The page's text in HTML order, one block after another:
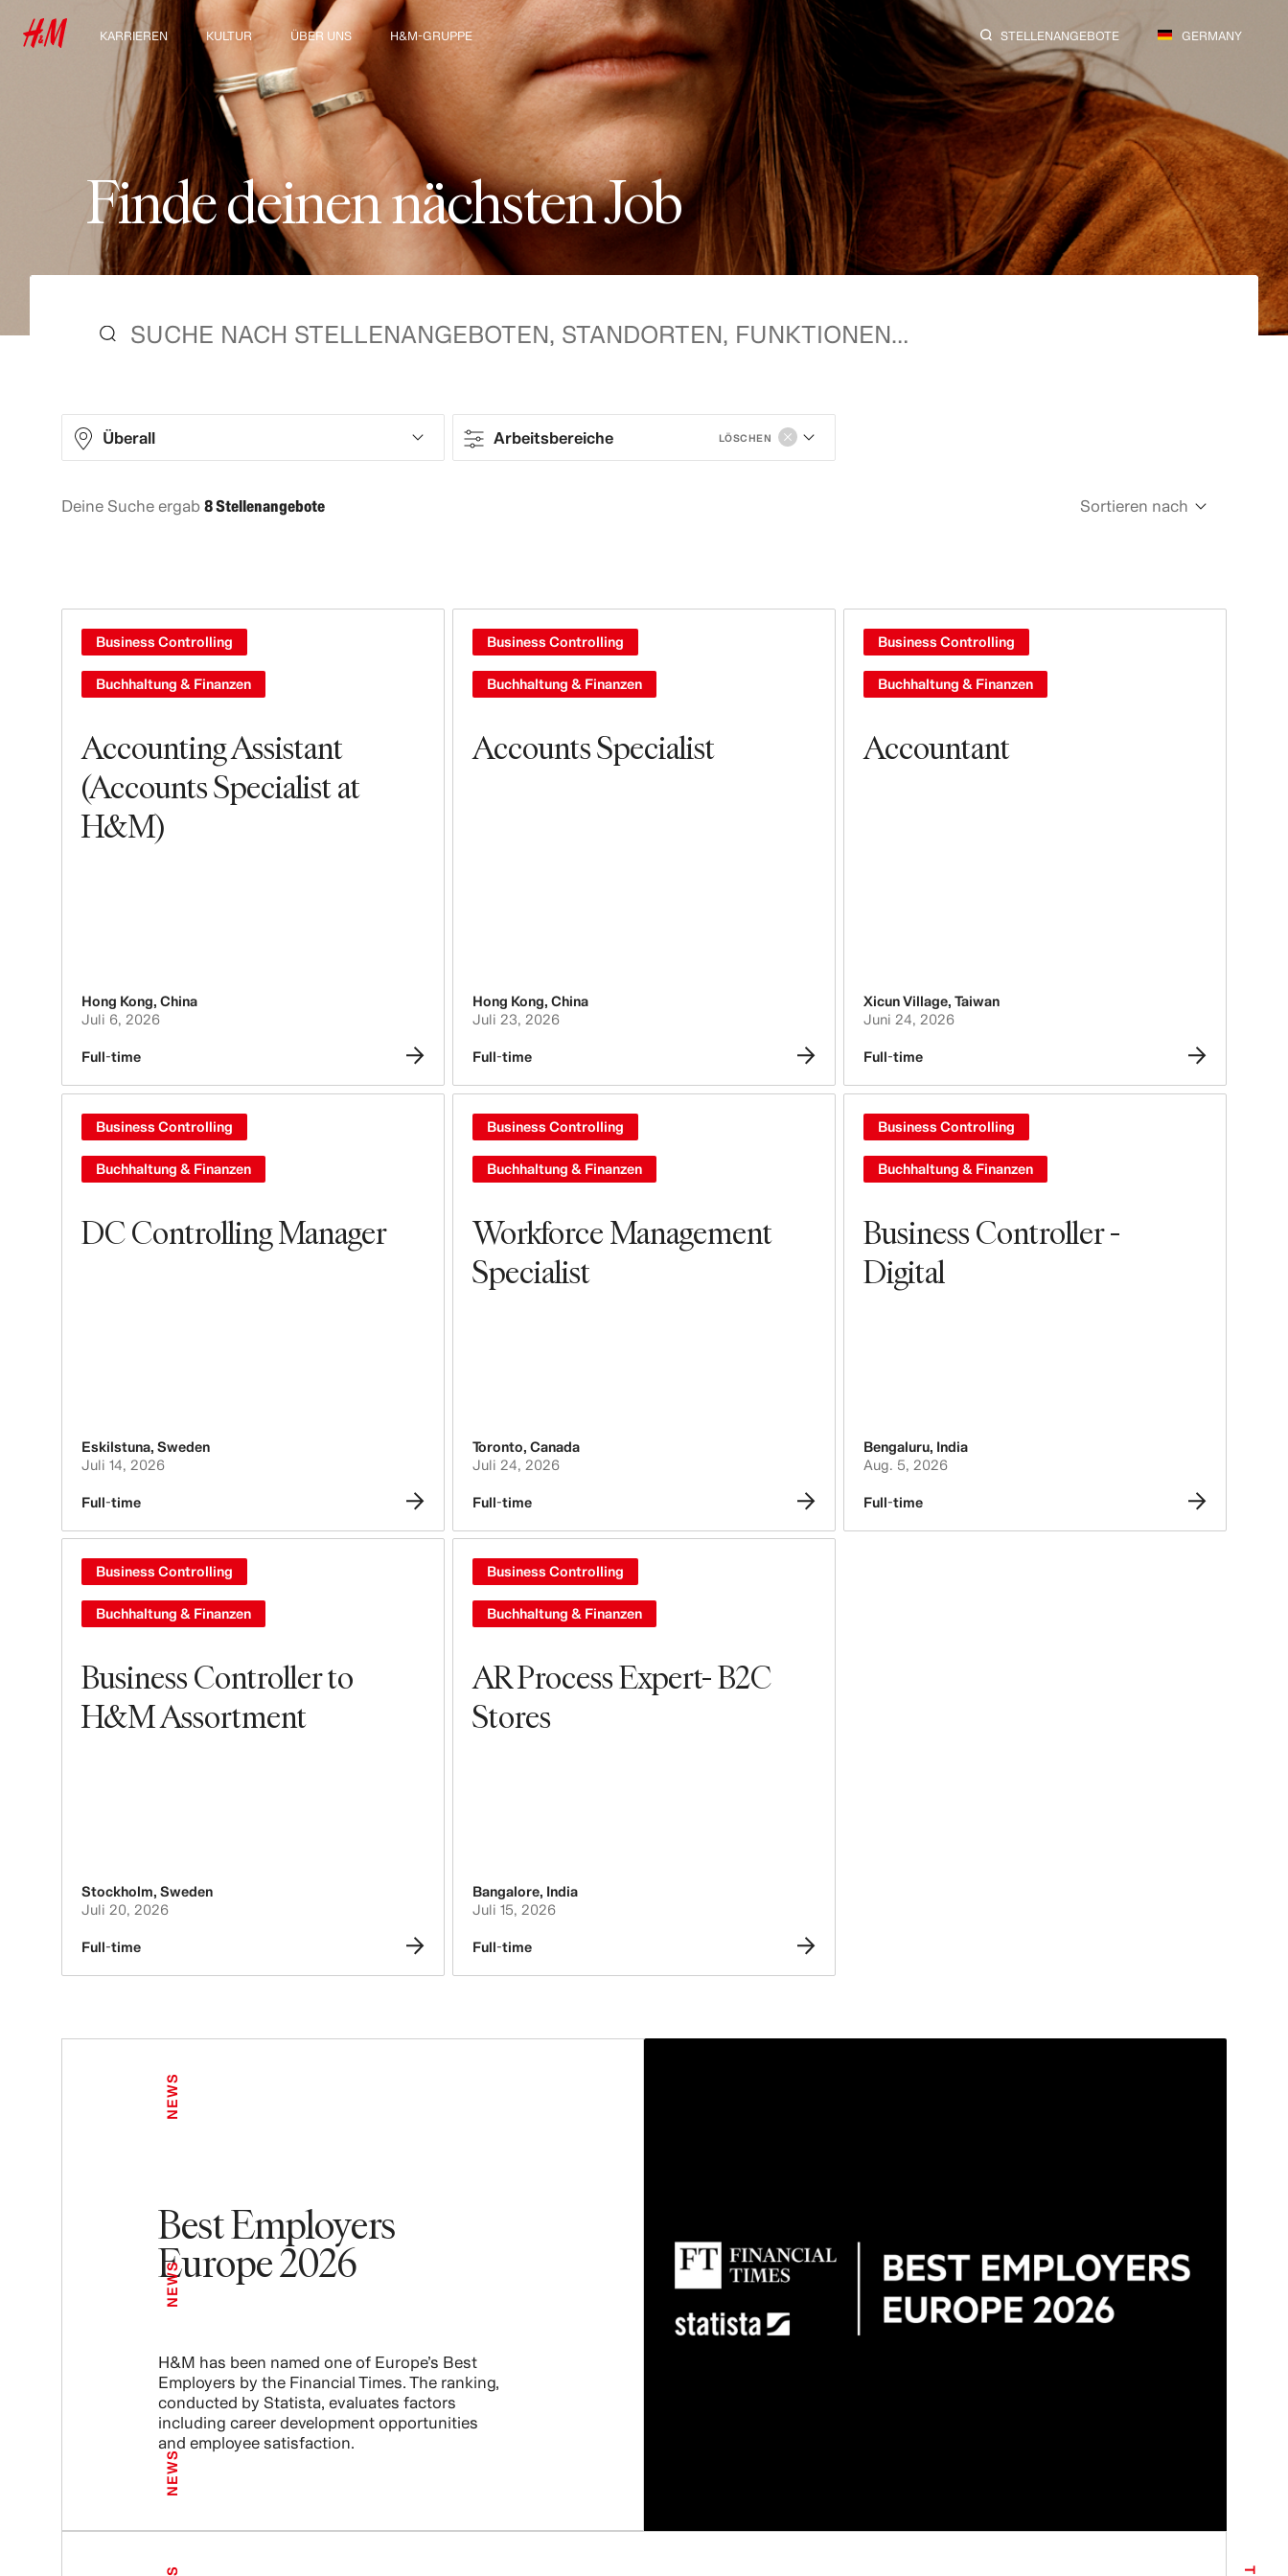
KARRIEREN
Unsere Arbeitsbereiche
Ausbildung, Studium &
Berufseinstieg
KULTUR
Kultur & Benefits
ÜBER UNS
Über uns
Nachhaltigkeit
Inklusion und Vielfalt
H&M-GRUPPE
Entdecke die H&M
STELLENANGEBOTE GERMANY
FindedeinennächstenJob
Überall
North America
1
Arbeitsbereiche LÖSCHEN
Sales & Operations
Geschäfte
Design & Product Development
Legal, Administration, Security &
Compliance
Business Controlling
Buchhaltung & Finanzen
Menschen, Kultur, Inklusion & Vielfalt
Deine Suche ergab 8 Stellenangebote Sortieren nach
Accounting Assistant
(Accounts Specialist at
H&M)
Business Controlling
Buchhaltung & Finanzen
Hong Kong, China
Juli 6, 2026
Full-time
Accounts Specialist
Business Controlling
Buchhaltung & Finanzen
Hong Kong, China
Juli 23, 2026
Full-time
Accountant
Business Controlling
Buchhaltung & Finanzen
Xicun Village, Taiwan
Juni 24, 2026
Full-time
DC Controlling Manager
Business Controlling
Buchhaltung & Finanzen
Eskilstuna, Sweden
Juli 14, 2026
Full-time
Workforce Management
Specialist
Business Controlling
Buchhaltung & Finanzen
Toronto, Canada
Juli 24, 2026
Full-time
Business Controller -
Digital
Business Controlling
Buchhaltung & Finanzen
Bengaluru, India
Aug. 5, 2026
Full-time
Business Controller to
H&M Assortment
Business Controlling
Buchhaltung & Finanzen
Stockholm, Sweden
Juli 20, 2026
Full-time
AR Process Expert- B2C
Stores
Business Controlling
Buchhaltung & Finanzen
Bangalore, India
Juli 15, 2026
Full-time
Best Employers
Europe 2026
H&M has been named one of Europe’s Best
Employers by the Financial Times. The ranking,
conducted by Statista, evaluates factors
including career development opportunities
and employee satisfaction.
NEWS
NEWS
NEWS